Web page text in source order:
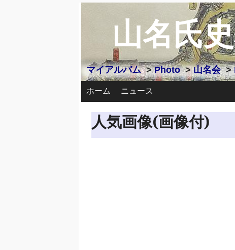
山名氏
マイアルバム>Photo>山名会>
ホーム ニュース
人気画像(画像付)